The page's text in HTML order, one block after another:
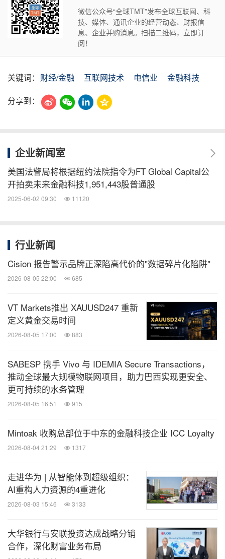
微信公众号“全球TMT”发布全球互联网、科
技、媒体、通讯企业的经营动态、财报信
息、企业并购消息。扫描二维码，立即订
阅！
关键词： 财经/金融 互联网技术 电信业
金融科技
分享到：
企业新闻室
美国法警局将根据纽约法院指令为FT Global Capital公
开拍卖未来金融科技1,951,443股普通股
2025-06-02 09:30 11120
行业新闻
Cision 报告警示品牌正深陷高代价的"数据碎片化陷阱"
2026-08-05 22:00 685
VT Markets推出 XAUUSD247 重新
定义黄金交易时间
2026-08-05 17:00 883
SABESP 携手 Vivo 与 IDEMIA Secure Transactions，
推动全球最大规模物联网项目，助力巴西实现更安全、
更可持续的水务管理
2026-08-05 16:51 915
Mintoak 收购总部位于中东的金融科技企业 ICC Loyalty
2026-08-04 21:29 1317
走进华为 | 从智能体到超级组织：
AI重构人力资源的4重进化
2026-08-03 15:46 3133
大华银行与安联投资达成战略分销
合作，深化财富业务布局